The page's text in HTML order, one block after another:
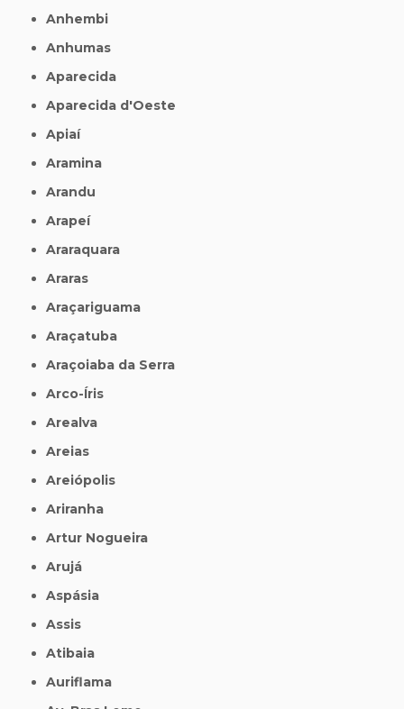
Anhembi
Anhumas
Aparecida
Aparecida d'Oeste
Apiaí
Aramina
Arandu
Arapeí
Araraquara
Araras
Araçariguama
Araçatuba
Araçoiaba da Serra
Arco-Íris
Arealva
Areias
Areiópolis
Ariranha
Artur Nogueira
Arujá
Aspásia
Assis
Atibaia
Auriflama